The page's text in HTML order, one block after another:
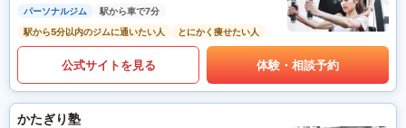
パーソナルジム
駅から車で7分
駅から5分以内のジムに通いたい人
とにかく痩せたい人
公式サイトを見る 体験・相談予約
かたぎり塾